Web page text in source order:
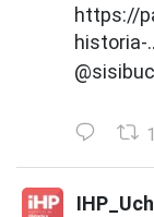
https://
historia-
1